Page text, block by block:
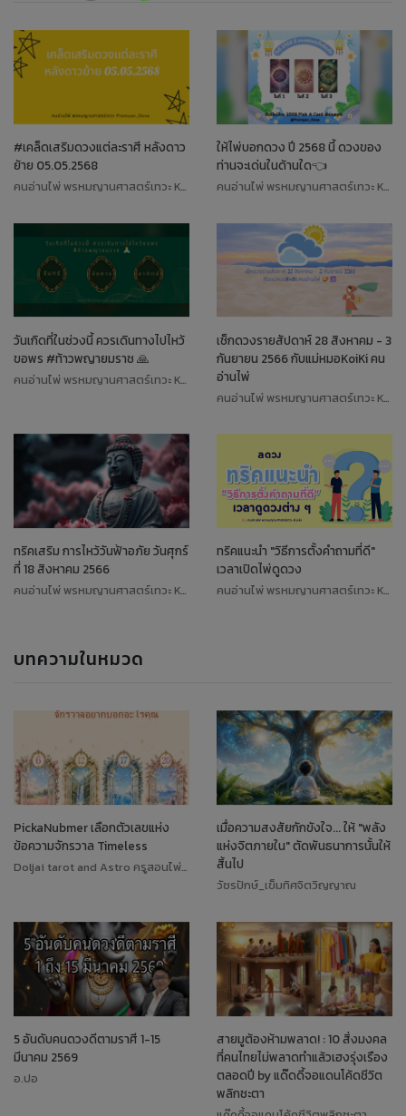
#เคล็ดเสริมดวงแต่ละราศี หลังดาว
ย้าย 05.05.2568
คนอ่านไพ่ พรหมญานศาสตร์เทวะ Koiki
ให้ไพ่บอกดวง ปี 2568 นี้ ดวงของ
ท่านจะเด่นในด้านใด👈
คนอ่านไพ่ พรหมญานศาสตร์เทวะ Koiki
วันเกิดที่ในช่วงนี้ ควรเดินทางไปไหว้
ขอพร #ท้าวพญายมราช 🙏
คนอ่านไพ่ พรหมญานศาสตร์เทวะ Koiki
เช็กดวงรายสัปดาห์ 28 สิงหาคม - 3
กันยายน 2566 กับแม่หมอKoiKi คน
อ่านไพ่
คนอ่านไพ่ พรหมญานศาสตร์เทวะ Koiki
ทริคเสริม การไหว้วันฟ้าอภัย วันศุกร์
ที่ 18 สิงหาคม 2566
คนอ่านไพ่ พรหมญานศาสตร์เทวะ Koiki
ทริคแนะนำ "วิธีการตั้งคำถามที่ดี"
เวลาเปิดไพ่ดูดวง
คนอ่านไพ่ พรหมญานศาสตร์เทวะ Koiki
บทความในหมวด
PickaNubmer เลือกตัวเลขแห่ง
ข้อความจักรวาล Timeless
Doljai tarot and Astro ครูสอนไพ่ทาโรต์
เมื่อความสงสัยกักขังใจ... ให้ "พลัง
แห่งจิตภายใน" ตัดพันธนาการนั้นให้
สิ้นไป
วัชรปักษ์_เข็มทิศจิตวิญญาณ
5 อันดับคนดวงดีตามราศี 1-15
มีนาคม 2569
อ.ปอ
สายมูต้องห้ามพลาด! : 10 สิ่งมงคล
ที่คนไทยไม่พลาดทำแล้วเฮงรุ่งเรือง
ตลอดปี by แด๊ดดี้จอแดนโค้ดชีวิต
พลิกชะตา